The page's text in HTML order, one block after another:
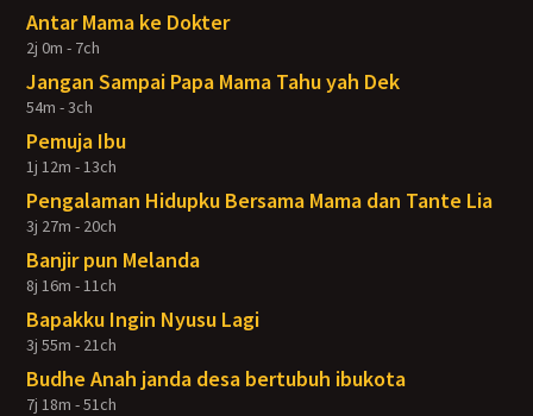
Antar Mama ke Dokter
2j 0m - 7ch
Jangan Sampai Papa Mama Tahu yah Dek
54m - 3ch
Pemuja Ibu
1j 12m - 13ch
Pengalaman Hidupku Bersama Mama dan Tante Lia
3j 27m - 20ch
Banjir pun Melanda
8j 16m - 11ch
Bapakku Ingin Nyusu Lagi
3j 55m - 21ch
Budhe Anah janda desa bertubuh ibukota
7j 18m - 51ch